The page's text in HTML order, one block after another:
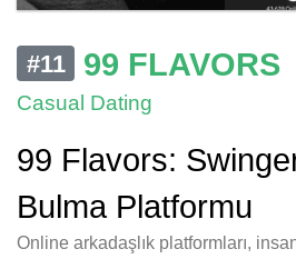
#11 99 FLAVORS
Casual Dating
99 Flavors:
Bulma Platformu
Online arkadaşlık platformları,